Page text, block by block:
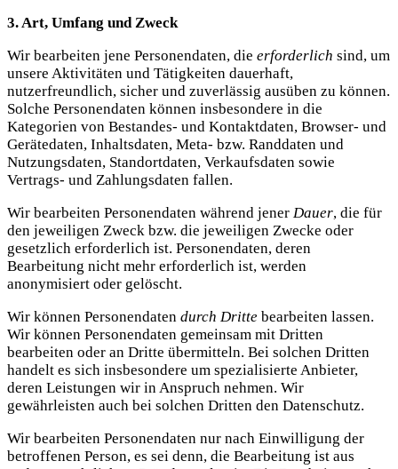
3. Art, Umfang und Zweck
Wir bearbeiten jene Personendaten, die erforderlich sind, um
unsere Aktivitäten und Tätigkeiten dauerhaft,
nutzerfreundlich, sicher und zuverlässig ausüben zu können.
Solche Personendaten können insbesondere in die
Kategorien von Bestandes- und Kontaktdaten, Browser- und
Gerätedaten, Inhaltsdaten, Meta- bzw. Randdaten und
Nutzungsdaten, Standortdaten, Verkaufsdaten sowie
Vertrags- und Zahlungsdaten fallen.
Wir bearbeiten Personendaten während jener Dauer, die für
den jeweiligen Zweck bzw. die jeweiligen Zwecke oder
gesetzlich erforderlich ist. Personendaten, deren
Bearbeitung nicht mehr erforderlich ist, werden
anonymisiert oder gelöscht.
Wir können Personendaten durch Dritte bearbeiten lassen.
Wir können Personendaten gemeinsam mit Dritten
bearbeiten oder an Dritte übermitteln. Bei solchen Dritten
handelt es sich insbesondere um spezialisierte Anbieter,
deren Leistungen wir in Anspruch nehmen. Wir
gewährleisten auch bei solchen Dritten den Datenschutz.
Wir bearbeiten Personendaten nur nach Einwilligung der
betroffenen Person, es sei denn, die Bearbeitung ist aus